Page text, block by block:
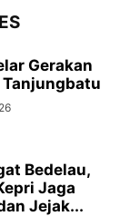
Gerakan
Bedelau,
Jaga
Jejak...